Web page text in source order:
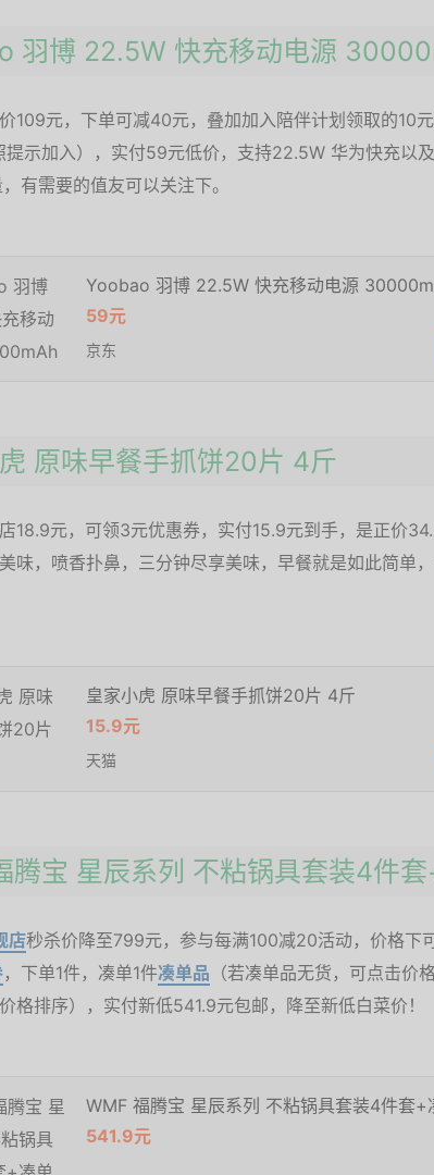
羽博 22.5W 快充移动电源
109元，下单可减40元，叠加加入陪伴计划领取的10
示加入），实付59元低价，支持22.5W 华为快充以及
有需要的值友可以关注下。
Yoobao 羽博 22.5W 快充移动电源
59元
京东
原味早餐手抓饼20片 4斤
18.9元，可领3元优惠券，实付15.9元到手，是正价
味，喷香扑鼻，三分钟尽享美味，早餐就是如此简单
皇家小虎 原味早餐手抓饼20片 4斤
15.9元
天猫
腾宝 星辰系列 不粘锅具套装4件
店秒杀价降至799元，参与每满100减20活动，价格下
，下单1件，凑单1件凑单品 （若凑单品无货，可点击价
格排序），实付新低541.9元包邮，降至新低白菜价！
WMF 福腾宝 星辰系列 不粘锅具套装4件套+
541.9元